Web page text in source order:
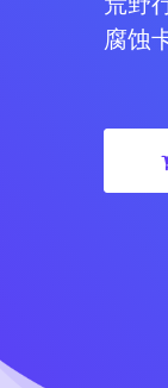
腐蚀